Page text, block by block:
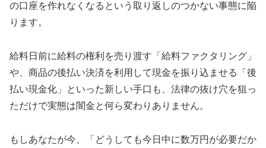
の口座を作れなくなるという取り返しのつかない事態に陥
ります。
給料日前に給料の権利を売り渡す「給料ファクタリング」
や、商品の後払い決済を利用して現金を振り込ませる「後
払い現金化」といった新しい手口も、法律の抜け穴を狙っ
ただけで実態は闇金と何ら変わりありません。
もしあなたが今、「どうしても今日中に数万円が必要だか